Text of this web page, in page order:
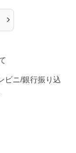
›
ビニ/銀行振り込